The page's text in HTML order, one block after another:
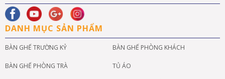
DANH MỤC SẢN PHẨM
BÀN GHẾ TRƯỜNG KỶ BÀN GHẾ PHÒNG KHÁCH
BÀN GHẾ PHÒNG TRÀ TỦ ÁO